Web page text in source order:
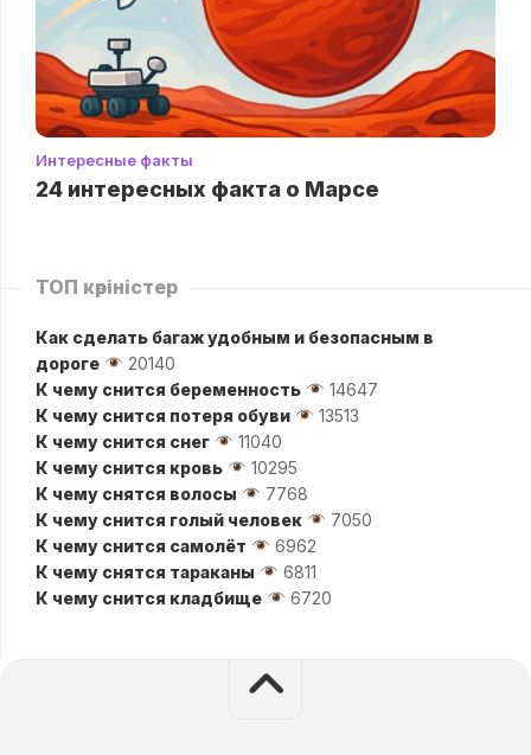
Интересные факты
24 интересных факта о Марсе
ТОП көріністер
Как сделать багаж удобным и безопасным в
дороге
20140
К чему снится беременность
14647
К чему снится потеря обуви
13513
К чему снится снег
11040
К чему снится кровь
10295
К чему снятся волосы
7768
К чему снится голый человек
7050
К чему снится самолёт
6962
К чему снятся тараканы
6811
К чему снится кладбище
6720